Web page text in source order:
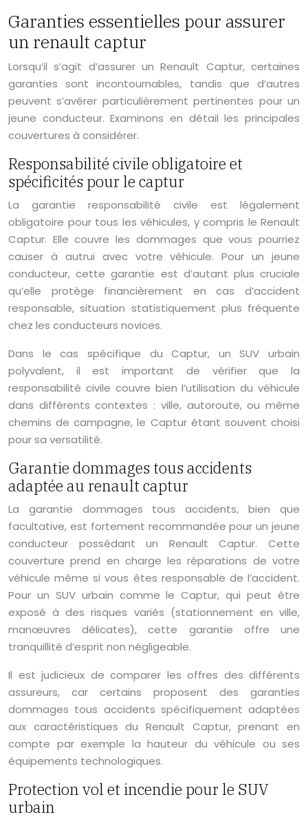
Garanties essentielles pour assurer
un renault captur
Lorsqu’il s’agit d’assurer un Renault Captur, certaines
garanties sont incontournables, tandis que d’autres
peuvent s’avérer particulièrement pertinentes pour un
jeune conducteur. Examinons en détail les principales
couvertures à considérer.
Responsabilité civile obligatoire et
spécificités pour le captur
La garantie responsabilité civile est légalement
obligatoire pour tous les véhicules, y compris le Renault
Captur. Elle couvre les dommages que vous pourriez
causer à autrui avec votre véhicule. Pour un jeune
conducteur, cette garantie est d’autant plus cruciale
qu’elle protège financièrement en cas d’accident
responsable, situation statistiquement plus fréquente
chez les conducteurs novices.
Dans le cas spécifique du Captur, un SUV urbain
polyvalent, il est important de vérifier que la
responsabilité civile couvre bien l’utilisation du véhicule
dans différents contextes : ville, autoroute, ou même
chemins de campagne, le Captur étant souvent choisi
pour sa versatilité.
Garantie dommages tous accidents
adaptée au renault captur
La garantie dommages tous accidents, bien que
facultative, est fortement recommandée pour un jeune
conducteur possédant un Renault Captur. Cette
couverture prend en charge les réparations de votre
véhicule même si vous êtes responsable de l’accident.
Pour un SUV urbain comme le Captur, qui peut être
exposé à des risques variés (stationnement en ville,
manœuvres délicates), cette garantie offre une
tranquillité d’esprit non négligeable.
Il est judicieux de comparer les offres des différents
assureurs, car certains proposent des garanties
dommages tous accidents spécifiquement adaptées
aux caractéristiques du Renault Captur, prenant en
compte par exemple la hauteur du véhicule ou ses
équipements technologiques.
Protection vol et incendie pour le SUV
urbain